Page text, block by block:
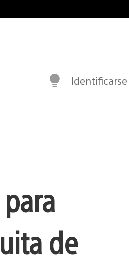
Identificarse
de